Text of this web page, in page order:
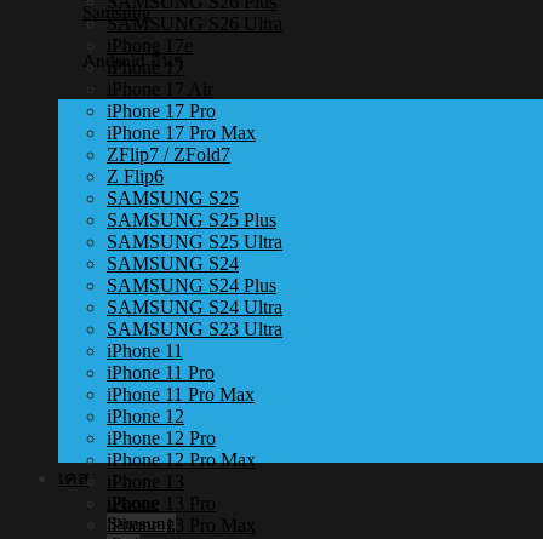
Samsung
Android อื่นๆ
เคส
iPhone
Samsung
SAMSUNG S26 Ultra
iPhone 17e
iPhone 17
iPhone 17 Air
iPhone 17 Pro
iPhone 17 Pro Max
ZFlip7 / ZFold7
Z Flip6
SAMSUNG S25
SAMSUNG S25 Plus
SAMSUNG S25 Ultra
SAMSUNG S24
SAMSUNG S24 Plus
SAMSUNG S24 Ultra
SAMSUNG S23 Ultra
iPhone 11
iPhone 11 Pro
iPhone 11 Pro Max
iPhone 12
iPhone 12 Pro
iPhone 12 Pro Max
iPhone 13
iPhone 13 Pro
iPhone 13 Pro Max